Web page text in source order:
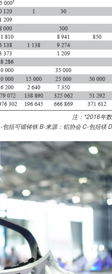
注：*2016年
包括可锻铸铁 B-来源：铝协会 C-包括镁